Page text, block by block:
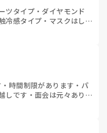
ツタイプ・ ダイヤモンド
冷感タイプ ・ マスクはしま
・ 時間制限があります ・ パ
しです ・ 面会は元々ありま